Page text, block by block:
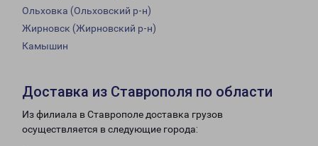
Ольховка (Ольховский р-н)
Жирновск (Жирновский р-н)
Камышин
Доставка из Ставрополя по области
Из филиала в Ставрополе доставка грузов
осуществляется в следующие города: